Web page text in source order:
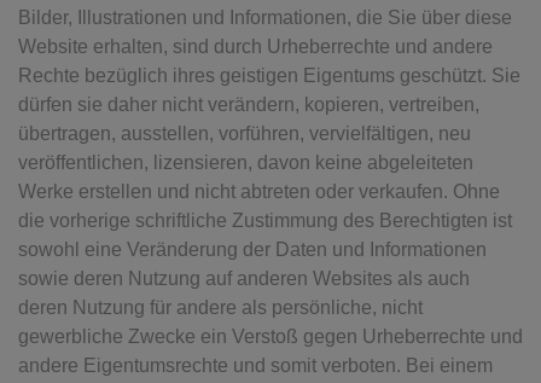
Bilder, Illustrationen und Informationen, die Sie über diese
Website erhalten, sind durch Urheberrechte und andere
Rechte bezüglich ihres geistigen Eigentums geschützt. Sie
dürfen sie daher nicht verändern, kopieren, vertreiben,
übertragen, ausstellen, vorführen, vervielfältigen, neu
veröffentlichen, lizensieren, davon keine abgeleiteten
Werke erstellen und nicht abtreten oder verkaufen. Ohne
die vorherige schriftliche Zustimmung des Berechtigten ist
sowohl eine Veränderung der Daten und Informationen
sowie deren Nutzung auf anderen Websites als auch
deren Nutzung für andere als persönliche, nicht
gewerbliche Zwecke ein Verstoß gegen Urheberrechte und
andere Eigentumsrechte und somit verboten. Bei einem